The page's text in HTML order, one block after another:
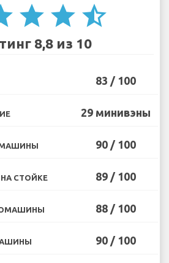
star star star_half
8,8 из 10
83 / 100
29 минивэны
90 / 100
СТОЙКЕ 89 / 100
88 / 100
90 / 100